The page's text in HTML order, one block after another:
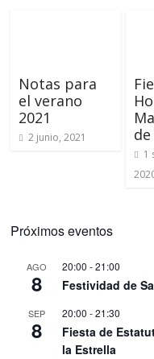
Notas para
el verano
2021
2 junio, 2021
1
Próximos eventos
AGO
8
20:00 -21:00
Festividad de
SEP
8
20:00 -21:30
Fiesta de
la Estrella